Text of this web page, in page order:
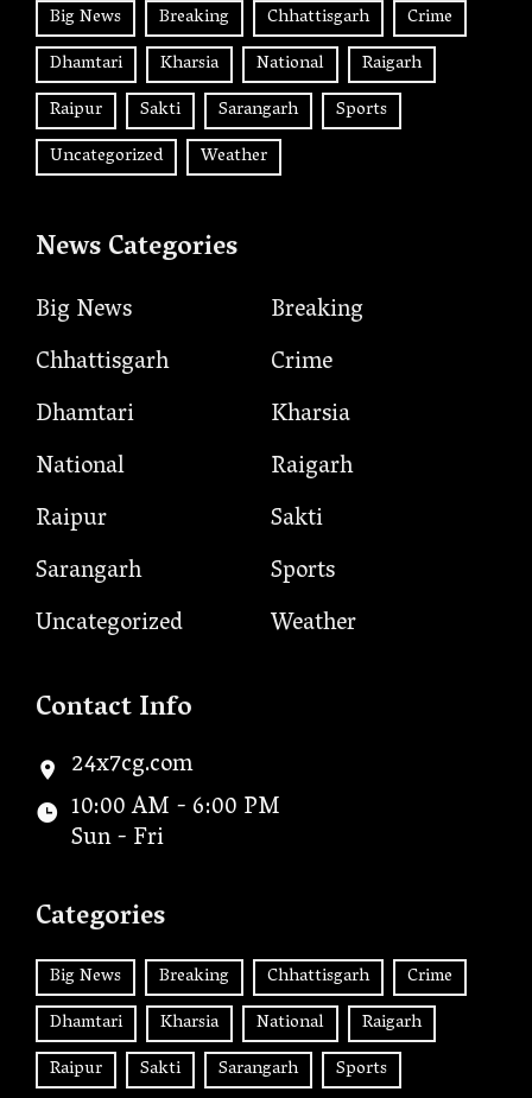
Big News Breaking Chhattisgarh
Crime
Dhamtari
Kharsia National
Raigarh
Raipur
Sakti Sarangarh
Sports
Uncategorized
Weather
News Categories
Big News
Breaking
Chhattisgarh
Crime
Dhamtari
Kharsia
National
Raigarh
Raipur
Sakti
Sarangarh
Sports
Uncategorized
Weather
Contact Info
24x7cg.com
10:00 AM - 6:00 PM
Sun - Fri
Categories
Big News Breaking Chhattisgarh
Crime
Dhamtari
Kharsia National
Raigarh
Raipur
Sakti Sarangarh Sports